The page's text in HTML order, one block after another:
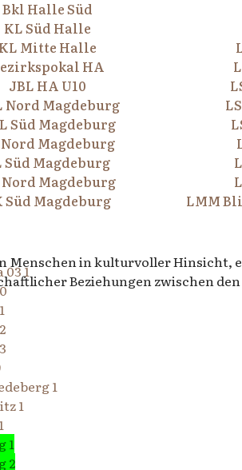
Menschen in kulturvoller Hinsicht,
Beziehungen zwischen
Bkl Halle Süd
KL Süd Halle
KL Mitte Halle
HA
JBL HA U10
Nord Magdeburg
Süd Magdeburg
Magdeburg
Süd Magdeburg
Nord Magdeburg
Süd Magdeburg
LMM
03 1
1
1
1
2